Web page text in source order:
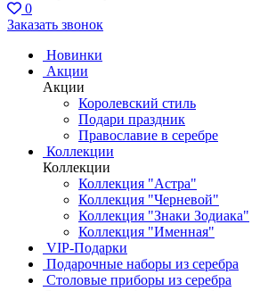
0
Заказать звонок
Новинки
Акции
Акции
Королевский стиль
Подари праздник
Православие в серебре
Коллекции
Коллекции
Коллекция "Астра"
Коллекция "Черневой"
Коллекция "Знаки Зодиака"
Коллекция "Именная"
VIP-Подарки
Подарочные наборы из серебра
Столовые приборы из серебра